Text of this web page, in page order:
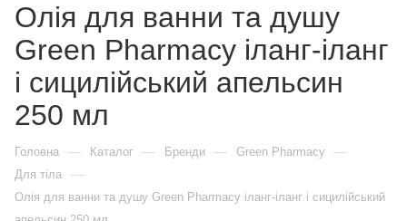
Олія для ванни та душу
Green Pharmacy іланг-іланг
і сицилійський апельсин
250 мл
Головна — Каталог — Бренди — Green Pharmacy —
Для тіла —
Олія для ванни та душу Green Pharmacy іланг-іланг і сицилійський